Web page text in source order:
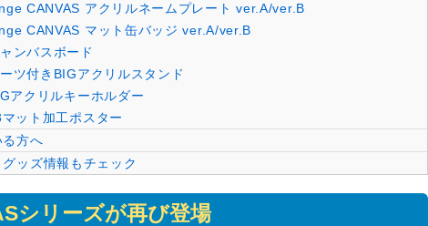
CANVAS アクリルネームプレート ver.A/ver.B
CANVAS マット缶バッジ ver.A/ver.B
ンバスボード
ツ付きBIGアクリルスタンド
アクリルキーホルダー
ット加工ポスター
方へ
ッズ情報もチェック
シリーズが再び登場